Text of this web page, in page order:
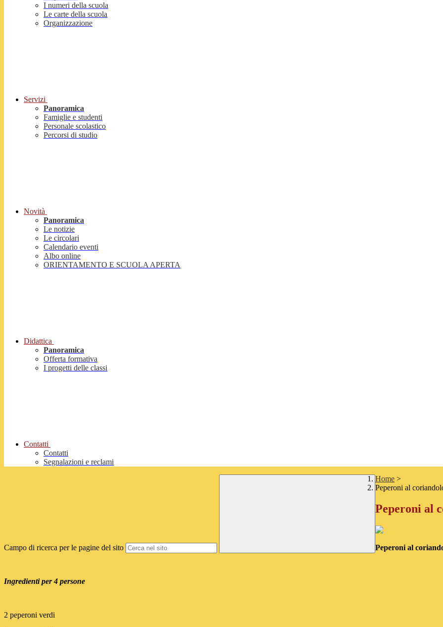
I numeri della scuola
Le carte della scuola
Organizzazione
Servizi
Panoramica
Famiglie e studenti
Personale scolastico
Percorsi di studio
Novità
Panoramica
Le notizie
Le circolari
Calendario eventi
Albo online
ORIENTAMENTO E SCUOLA APERTA
Didattica
Panoramica
Offerta formativa
I progetti delle classi
Contatti
Contatti
Segnalazioni e reclami
Campo di ricerca per le pagine del sito
Home >
Peperoni al
Peperoni al
Peperoni al
Ingredienti per 4 persone
2 peperoni verdi